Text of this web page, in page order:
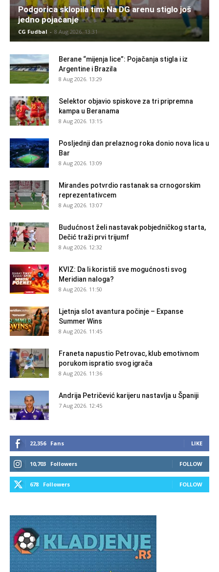
Podgorica sklopila tim: Na DG arenu stiglo još
jedno pojačanje
CG Fudbal - 8 Aug 2026. 13:31
Berane “mijenja lice”: Pojačanja stigla i iz
Argentine i Brazila
8 Aug 2026. 13:29
Selektor objavio spiskove za tri pripremna
kampa u Beranama
8 Aug 2026. 13:15
Posljednji dan prelaznog roka donio nova lica u
Bar
8 Aug 2026. 13:09
Mirandes potvrdio rastanak sa crnogorskim
reprezentativcem
8 Aug 2026. 13:07
Budućnost želi nastavak pobjedničkog starta,
Dečić traži prvi trijumf
8 Aug 2026. 12:32
KVIZ: Da li koristiš sve mogućnosti svog
Meridian naloga?
8 Aug 2026. 11:50
Ljetnja slot avantura počinje – Expanse
Summer Wins
8 Aug 2026. 11:45
Franeta napustio Petrovac, klub emotivnom
porukom ispratio svog igrača
8 Aug 2026. 11:36
Andrija Petričević karijeru nastavlja u Španiji
7 Aug 2026. 12:45
22,356 Fans LIKE
10,703 Followers FOLLOW
678 Followers FOLLOW